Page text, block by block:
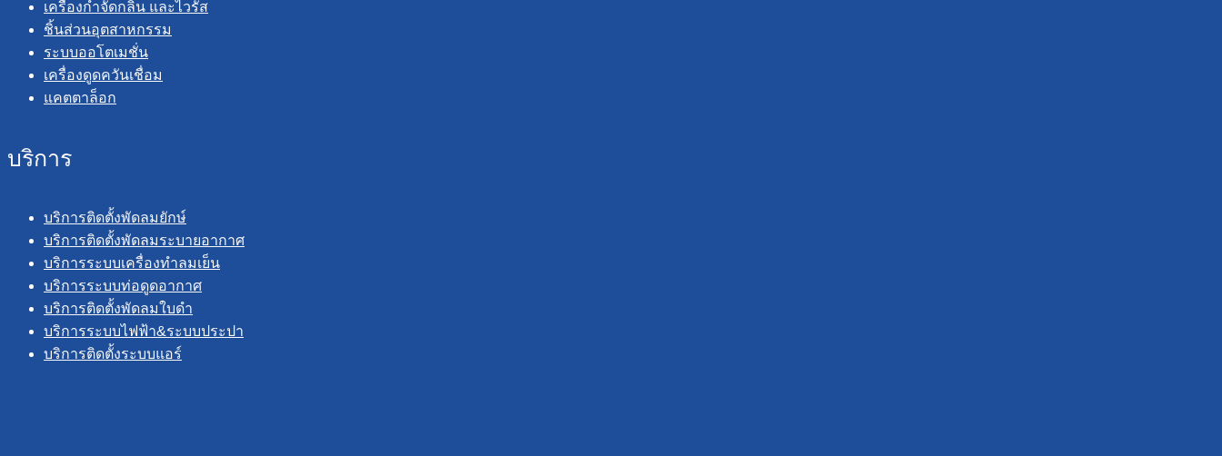
เครื่องกำจัดกลิ่น และไวรัส
ชิ้นส่วนอุตสาหกรรม
ระบบออโตเมชั่น
เครื่องดูดควันเชื่อม
แคตตาล็อก
บริการ
บริการติดตั้งพัดลมยักษ์
บริการติดตั้งพัดลมระบายอากาศ
บริการระบบเครื่องทำลมเย็น
บริการระบบท่อดูดอากาศ
บริการติดตั้งพัดลมใบดำ
บริการระบบไฟฟ้า&ระบบประปา
บริการติดตั้งระบบแอร์